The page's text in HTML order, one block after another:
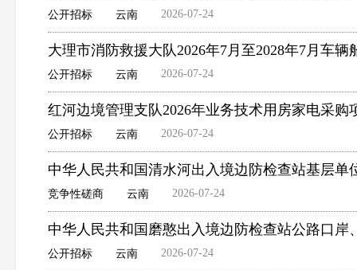
公开招标 云南 2026-07-24
大理市消防救援大队2026年7月至2028年7月车
公开招标 云南 2026-07-24
红河边境管理支队2026年业务技术用房家电采购
公开招标 云南 2026-07-24
中华人民共和国清水河出入境边防检查站基层
竞争性磋商 云南 2026-07-24
中华人民共和国磨憨出入境边防检查站公路口
公开招标 云南 2026-07-24